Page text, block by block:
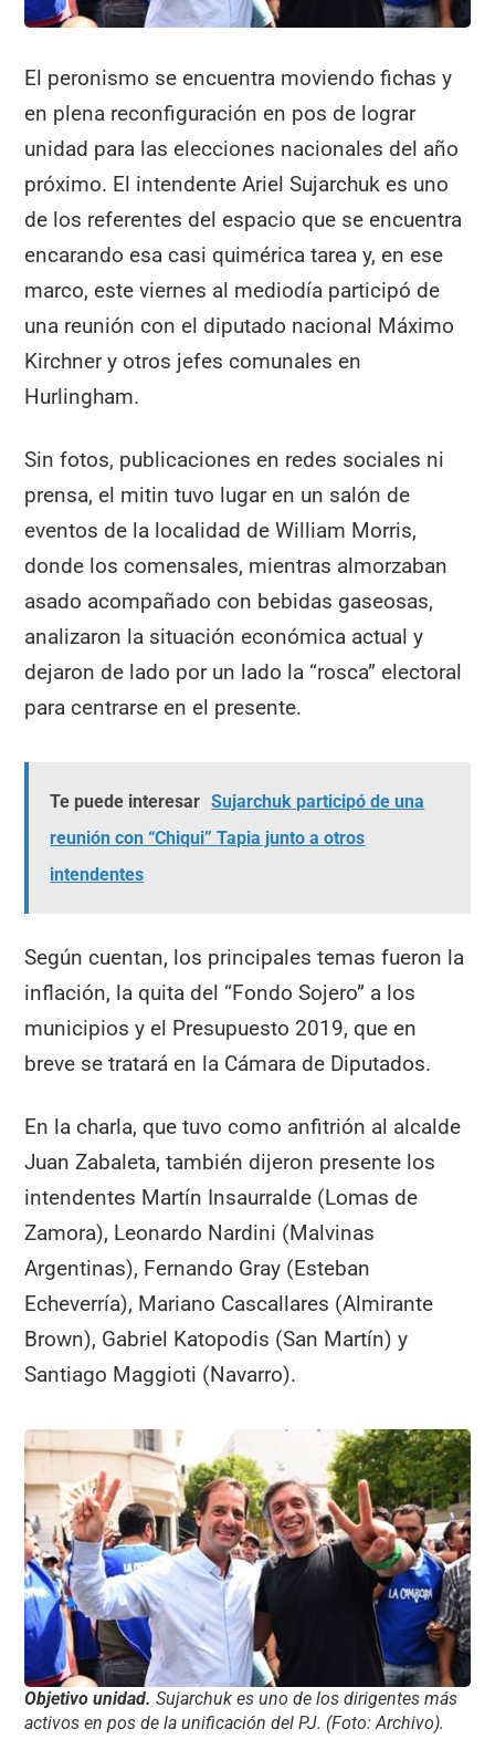
El peronismo se encuentra moviendo fichas y
en plena reconfiguración en pos de lograr
unidad para las elecciones nacionales del año
próximo. El intendente Ariel Sujarchuk es uno
de los referentes del espacio que se encuentra
encarando esa casi quimérica tarea y, en ese
marco, este viernes al mediodía participó de
una reunión con el diputado nacional Máximo
Kirchner y otros jefes comunales en
Hurlingham.
Sin fotos, publicaciones en redes sociales ni
prensa, el mitin tuvo lugar en un salón de
eventos de la localidad de William Morris,
donde los comensales, mientras almorzaban
asado acompañado con bebidas gaseosas,
analizaron la situación económica actual y
dejaron de lado por un lado la “rosca” electoral
para centrarse en el presente.
Te puede interesar Sujarchuk participó de una
reunión con “Chiqui” Tapia junto a otros
intendentes
Según cuentan, los principales temas fueron la
inflación, la quita del “Fondo Sojero” a los
municipios y el Presupuesto 2019, que en
breve se tratará en la Cámara de Diputados.
En la charla, que tuvo como anfitrión al alcalde
Juan Zabaleta, también dijeron presente los
intendentes Martín Insaurralde (Lomas de
Zamora), Leonardo Nardini (Malvinas
Argentinas), Fernando Gray (Esteban
Echeverría), Mariano Cascallares (Almirante
Brown), Gabriel Katopodis (San Martín) y
Santiago Maggioti (Navarro).
Objetivo unidad. Sujarchuk es uno de los dirigentes más
activos en pos de la unificación del PJ. (Foto: Archivo).